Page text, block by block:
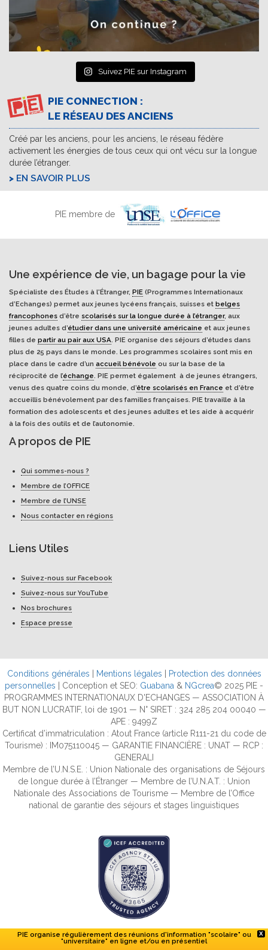
Suivez PIE sur Instagram
PIE CONNECTION :
LE RÉSEAU DES ANCIENS
Créé par les anciens, pour les anciens, le réseau fédère
activement les énergies de tous ceux qui ont vécu sur la longue
durée l’étranger.
EN SAVOIR PLUS
PIE membre de
Une expérience de vie, un bagage pour la vie
Spécialiste des Études à l'Étranger, PIE (Programmes Internationaux
d’Echanges) permet aux jeunes lycéens français, suisses et belges
francophones d’être scolarisés sur la longue durée à l’étranger, aux
jeunes adultes d’étudier dans une université américaine et aux jeunes
filles de partir au pair aux USA. PIE organise des séjours d’études dans
plus de 25 pays dans le monde. Les programmes scolaires sont mis en
place dans le cadre d’un accueil bénévole ou sur la base de la
réciprocité de l’échange. PIE permet également à de jeunes étrangers,
venus des quatre coins du monde, d’être scolarisés en France et d’être
accueillis bénévolement par des familles françaises. PIE travaille à la
formation des adolescents et des jeunes adultes et les aide à acquérir
à la fois des outils et de l’autonomie.
A propos de PIE
Qui sommes-nous ?
Membre de l’OFFICE
Membre de l’UNSE
Nous contacter en régions
Liens Utiles
Suivez-nous sur Facebook
Suivez-nous sur YouTube
Nos brochures
Espace presse
Conditions générales Mentions légales
Protection des données
personnelles | Conception et SEO: Guabana & NGcrea© 2025 PIE -
PROGRAMMES INTERNATIONAUX D'ECHANGES — ASSOCIATION À
BUT NON LUCRATIF, loi de 1901 — N° SIRET : 324 285 204 00040 —
APE : 9499Z
Certificat d’immatriculation : Atout France (article R111-21 du code de
Tourisme) : IM075110045 — GARANTIE FINANCIÈRE : UNAT — RCP :
GENERALI
Membre de l’U.N.S.E. : Union Nationale des organisations de Séjours
de longue durée à l’Étranger — Membre de l’U.N.A.T. : Union
Nationale des Associations de Tourisme — Membre de l’Office
national de garantie des séjours et stages linguistiques
X
PIE organise régulièrement des réunions d'information "scolaire" ou
"universitaire" en ligne et/ou en présentiel